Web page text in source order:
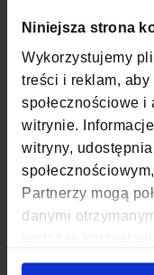
Niniejsza strona
Wykorzystujemy
treści i reklam,
społecznościowe
witrynie.
witryny,
Partnerzy mogą
danymi
SZEROKOŚĆ
GŁĘBOKOŚĆ
WYSOKOŚĆ
KOD EAN
ILOŚĆ KOMÓR